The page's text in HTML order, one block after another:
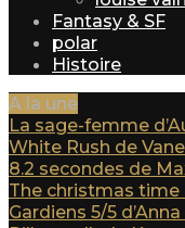
Fantasy & SF
polar
Histoire
A la une
La sage-femme
White Rush de
8.2 secondes de
The christmas
Gardiens 5/5